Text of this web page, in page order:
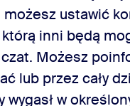
możesz ustawić
inni będą
Możesz
lub przez cały
w